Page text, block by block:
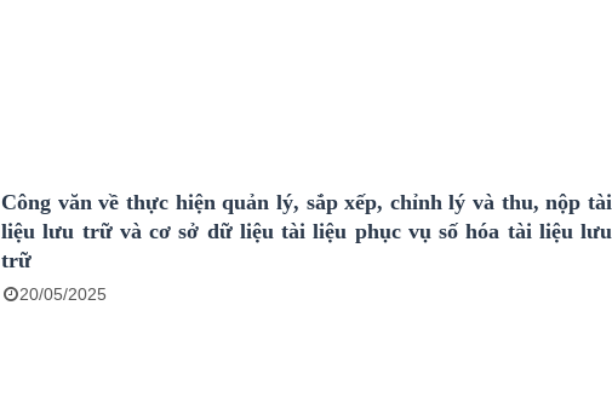
Công văn về thực hiện quản lý, sắp xếp, chỉnh lý và thu, nộp tài
liệu lưu trữ và cơ sở dữ liệu tài liệu phục vụ số hóa tài liệu lưu
trữ
20/05/2025